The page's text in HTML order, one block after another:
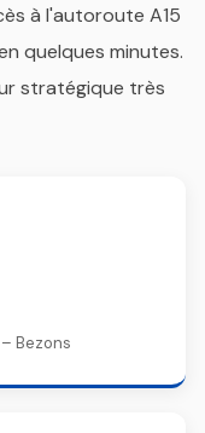
à l'autoroute A15
quelques minutes.
stratégique très
Bezons